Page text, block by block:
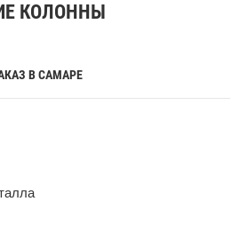
КОЛОННЫ
В САМАРЕ